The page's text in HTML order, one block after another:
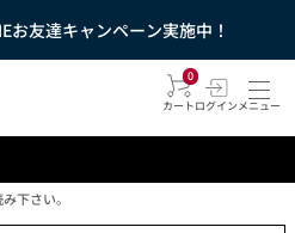
お友達キャンペーン実施中！
0
カートログインメニュー
下さい。